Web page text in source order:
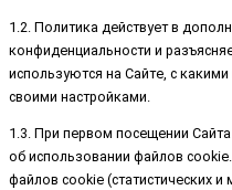
1.2. Политика действует в
конфиденциальности и
используются на Сайте, с
своими настройками.
1.3. При первом посещении
об использовании файлов
файлов cookie (статистических